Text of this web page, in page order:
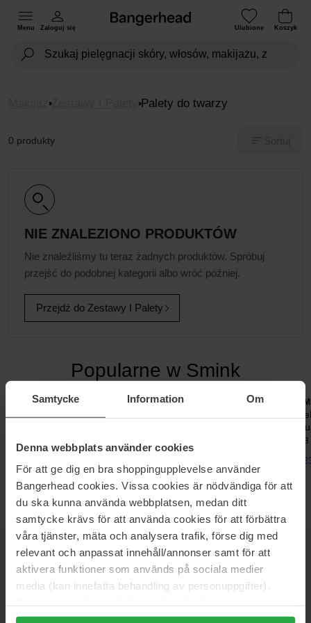
Samtycke Information Om
Denna webbplats använder cookies
För att ge dig en bra shoppingupplevelse använder
Bangerhead cookies. Vissa cookies är nödvändiga för att
du ska kunna använda webbplatsen, medan ditt
samtycke krävs för att använda cookies för att förbättra
våra tjänster, mäta och analysera trafik, förse dig med
relevant och anpassat innehåll/annonser samt för att
aktivera funktioner som används på sociala medier
media (kan innefatta behandling av personuppgifter).
Genom att trycka på "Tillåt alla cookies" accepterar du
Menu Zaloguj się Ulubione Koszyk
Zestawy I Palety Palety do twarzy
0 produkty
NIE ZNALEZIONO PRODUKTÓW
Nie znaleźliśmy tu teraz żadnych produktów. Spróbuj
przejść do podobnej kategorii albo wróć później.
Przejdź do Zestawy I Palety
Popularne w Smink
Sweed
Eyelash Growth Serum
Essie
NEWSLETTERDOWIEDZ SIĘ JAKO PIERWSZY